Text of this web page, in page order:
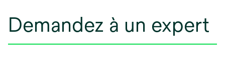
Demandez à un expert